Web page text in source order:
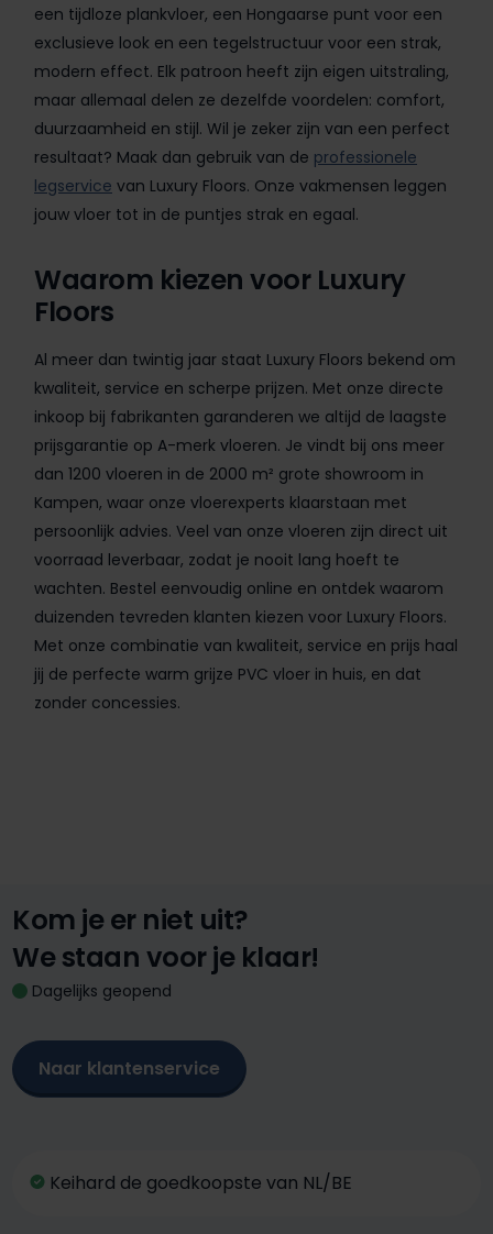
een tijdloze plankvloer, een Hongaarse punt voor een
exclusieve look en een tegelstructuur voor een strak,
modern effect. Elk patroon heeft zijn eigen uitstraling,
maar allemaal delen ze dezelfde voordelen: comfort,
duurzaamheid en stijl. Wil je zeker zijn van een perfect
resultaat? Maak dan gebruik van de professionele
legservice van Luxury Floors. Onze vakmensen leggen
jouw vloer tot in de puntjes strak en egaal.
Waarom kiezen voor Luxury
Floors
Al meer dan twintig jaar staat Luxury Floors bekend om
kwaliteit, service en scherpe prijzen. Met onze directe
inkoop bij fabrikanten garanderen we altijd de laagste
prijsgarantie op A-merk vloeren. Je vindt bij ons meer
dan 1200 vloeren in de 2000 m² grote showroom in
Kampen, waar onze vloerexperts klaarstaan met
persoonlijk advies. Veel van onze vloeren zijn direct uit
voorraad leverbaar, zodat je nooit lang hoeft te
wachten. Bestel eenvoudig online en ontdek waarom
duizenden tevreden klanten kiezen voor Luxury Floors.
Met onze combinatie van kwaliteit, service en prijs haal
jij de perfecte warm grijze PVC vloer in huis, en dat
zonder concessies.
Kom je er niet uit?
We staan voor je klaar!
Dagelijks geopend
Naar klantenservice
Keihard de goedkoopste van NL/BE